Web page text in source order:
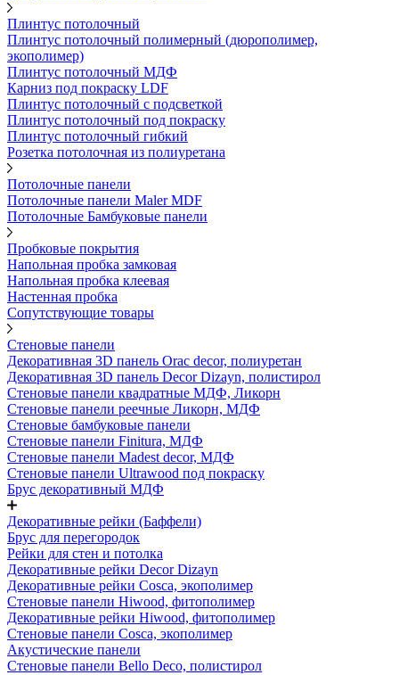
Плинтус потолочный
Плинтус потолочный полимерный (дюрополимер,
экополимер)
Плинтус потолочный МДФ
Карниз под покраску LDF
Плинтус потолочный с подсветкой
Плинтус потолочный под покраску
Плинтус потолочный гибкий
Розетка потолочная из полиуретана
Потолочные панели
Потолочные панели Maler MDF
Потолочные Бамбуковые панели
Пробковые покрытия
Напольная пробка замковая
Напольная пробка клеевая
Настенная пробка
Сопутствующие товары
Стеновые панели
Декоративная 3D панель Orac decor, полиуретан
Декоративная 3D панель Decor Dizayn, полистирол
Стеновые панели квадратные МДФ, Ликорн
Стеновые панели реечные Ликорн, МДФ
Стеновые бамбуковые панели
Стеновые панели Finitura, МДФ
Стеновые панели Madest decor, МДФ
Стеновые панели Ultrawood под покраску
Брус декоративный МДФ
Декоративные рейки (Баффели)
Брус для перегородок
Рейки для стен и потолка
Декоративные рейки Decor Dizayn
Декоративные рейки Cosca, экополимер
Стеновые панели Hiwood, фитополимер
Декоративные рейки Hiwood, фитополимер
Стеновые панели Cosca, экополимер
Акустические панели
Стеновые панели Bello Deco, полистирол